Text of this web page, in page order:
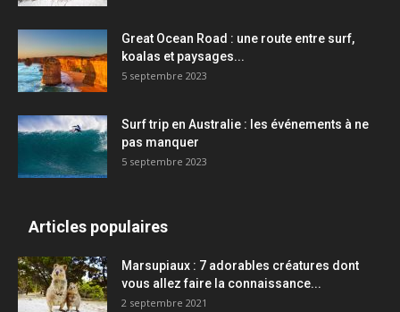
Great Ocean Road : une route entre surf,
koalas et paysages...
5 septembre 2023
Surf trip en Australie : les événements à ne
pas manquer
5 septembre 2023
Articles populaires
Marsupiaux : 7 adorables créatures dont
vous allez faire la connaissance...
2 septembre 2021